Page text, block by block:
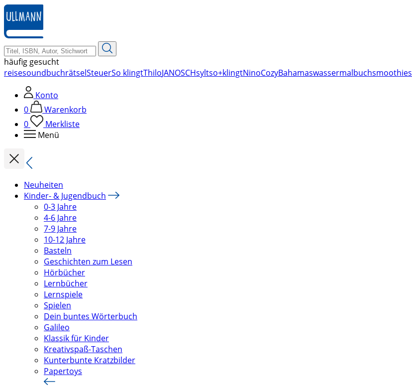
zum
Hauptinhalt
springen
häufig gesucht
reisesoundbuchrätselSteuerSo klingtThiloJANOSCHsyltso+klingtNinoCozyBahamaswassermalbuchsmoothies
Konto
0
Warenkorb
0
Merkliste
Menü
Neuheiten
Kinder- & Jugendbuch
0-3 Jahre
4-6 Jahre
7-9 Jahre
10-12 Jahre
Basteln
Geschichten zum Lesen
Hörbücher
Lernbücher
Lernspiele
Spielen
Dein buntes Wörterbuch
Galileo
Klassik für Kinder
Kreativspaß-Taschen
Kunterbunte Kratzbilder
Papertoys